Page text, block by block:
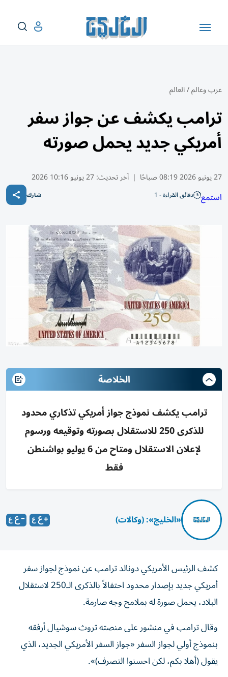
عرب وعالم/العالم
ترامب يكشف عن جواز سفر
أمريكي جديد يحمل صورته
27 يونيو 2026 08:19 صباحًا | آخر تحديث:27 يونيو 10:16 2026
استمع دقائق القراءة - 1 شارك
الخلاصة
ترامب يكشف نموذج جواز أمريكي تذكاري محدود
للذكرى 250 للاستقلال بصورته وتوقيعه ورسوم
لإعلان الاستقلال ومتاح من 6 يوليو بواشنطن
فقط
«الخليج»: (وكالات)
كشف الرئيس الأمريكي دونالد ترامب عن نموذج لجواز سفر
أمريكي جديد بإصدار محدود احتفالاً بالذكرى الـ250 لاستقلال
البلاد، يحمل صورة له بملامح وجه صارمة.
وقال ترامب في منشور على منصته تروث سوشيال أرفقه
بنموذج أولي لجواز السفر «جواز السفر الأمريكي الجديد، الذي
يقول (أهلا بكم، لكن احسنوا التصرف)».